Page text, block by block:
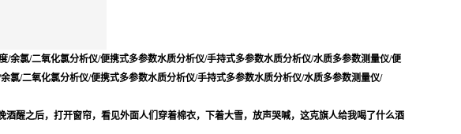
/余氯/二氧化氯分析仪/便携式多参数水质分析仪/手持式多参数水质分析仪/水质多参数测量仪/便
氯/二氧化氯分析仪/便携式多参数水质分析仪/手持式多参数水质分析仪/水质多参数测量仪/
醒之后，打开窗帘，看见外面人们穿着棉衣，下着大雪，放声哭喊，这克旗人给我喝了什么酒